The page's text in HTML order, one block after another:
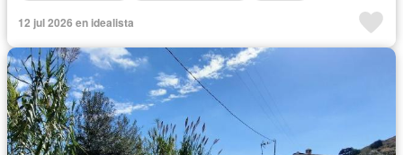
12 jul 2026 en idealista